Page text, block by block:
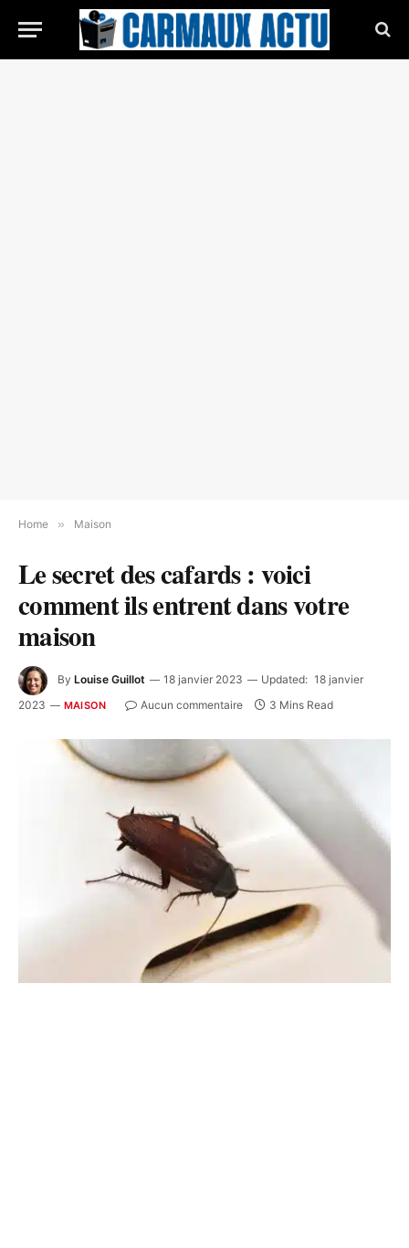
Home » Maison
Le secret des cafards : voici
comment ils entrent dans votre
maison
By Louise Guillot 18 janvier 2023 Updated: 18 janvier
2023
MAISON Aucun commentaire 3 Mins Read